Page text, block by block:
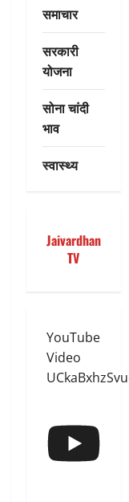
समाचार
सरकारी
योजना
सोना चांदी
भाव
स्वास्थ्य
Jaivardhan
TV
YouTube
Video